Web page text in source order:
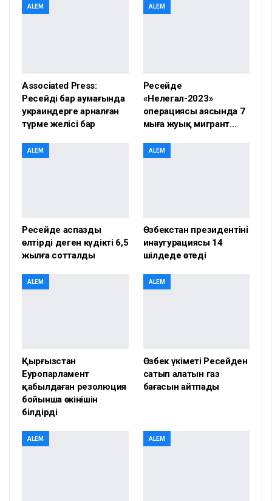
ALEM
Associated Press:
Ресейдің бар аумағында
украиндерге арналған
түрме желісі бар
ALEM
Ресейде
«Нелегал-2023»
операциясы аясында 7
мыңға жуық мигрант…
ALEM
Ресейде аспазды
өлтірді деген күдікті 6,5
жылға сотталды
ALEM
Өзбекстан президентінің
инаугурациясы 14
шілдеде өтеді
ALEM
Қырғызстан
Еуропарламент
қабылдаған резолюция
бойынша өкінішін
білдірді
ALEM
Өзбек үкіметі Ресейден
сатып алатын газ
бағасын айтпады
ALEM ALEM